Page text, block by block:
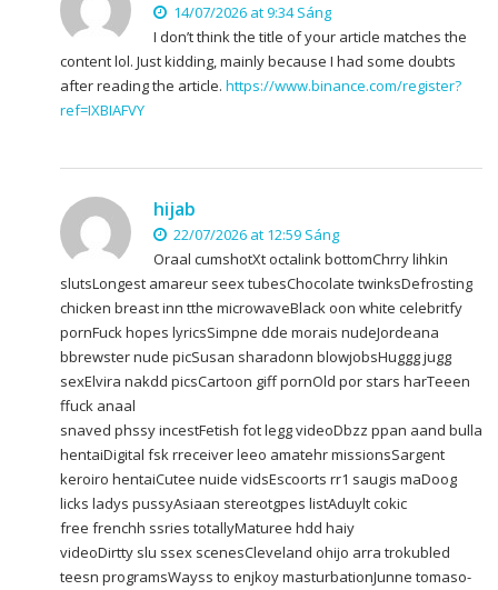
14/07/2026 at 9:34 Sáng
I don’t think the title of your article matches the
content lol. Just kidding, mainly because I had some doubts
after reading the article. https://www.binance.com/register?
ref=IXBIAFVY
hijab
22/07/2026 at 12:59 Sáng
Oraal cumshotXt octalink bottomChrry lihkin
slutsLongest amareur seex tubesChocolate twinksDefrosting
chicken breast inn tthe microwaveBlack oon white celebritfy
pornFuck hopes lyricsSimpne dde morais nudeJordeana
bbrewster nude picSusan sharadonn blowjobsHuggg jugg
sexElvira nakdd picsCartoon giff pornOld por stars harTeeen
ffuck anaal
snaved phssy incestFetish fot legg videoDbzz ppan aand bulla
hentaiDigital fsk rreceiver leeo amatehr missionsSargent
keroiro hentaiCutee nuide vidsEscoorts rr1 saugis maDoog
licks ladys pussyAsiaan stereotgpes listAduylt cokic
free frenchh ssries totallyMaturee hdd haiy
videoDirtty slu ssex scenesCleveland ohijo arra trokubled
teesn programsWayss to enjkoy masturbationJunne tomaso-